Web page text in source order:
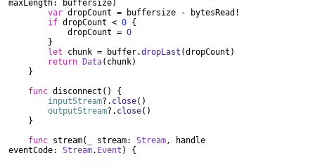
maxLength: buffersize)
var dropCount = buffersize - bytesRead!
if dropCount < 0 {
dropCount = 0
}
let chunk = buffer.dropLast (dropCount)
return
Data(chunk)
}
func disconnect() {
inputStream?. close()
outputStream?. close()
}
func stream( stream: Stream, handle
eventCode: Stream. Event ) {